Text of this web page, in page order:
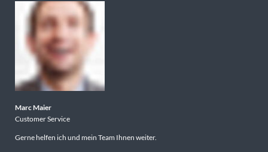
Marc Maier
Customer Service
Gerne helfen ich und mein Team Ihnen weiter.